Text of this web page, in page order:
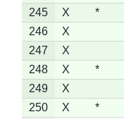
245
X *
246
X
247
X
248
X *
249
X
250
X *